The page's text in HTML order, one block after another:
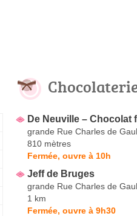
De Neuville – Chocolat
grande Rue Charles de
810 mètres
Fermée, ouvre à 10h
Jeff de Bruges
grande Rue Charles de
1 km
Fermée, ouvre à 9h30